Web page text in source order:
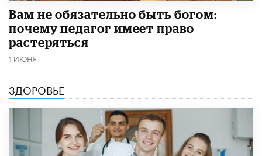
​Вам не обязательно быть богом:
почему педагог имеет право
растеряться
1 ИЮНЯ
ЗДОРОВЬЕ